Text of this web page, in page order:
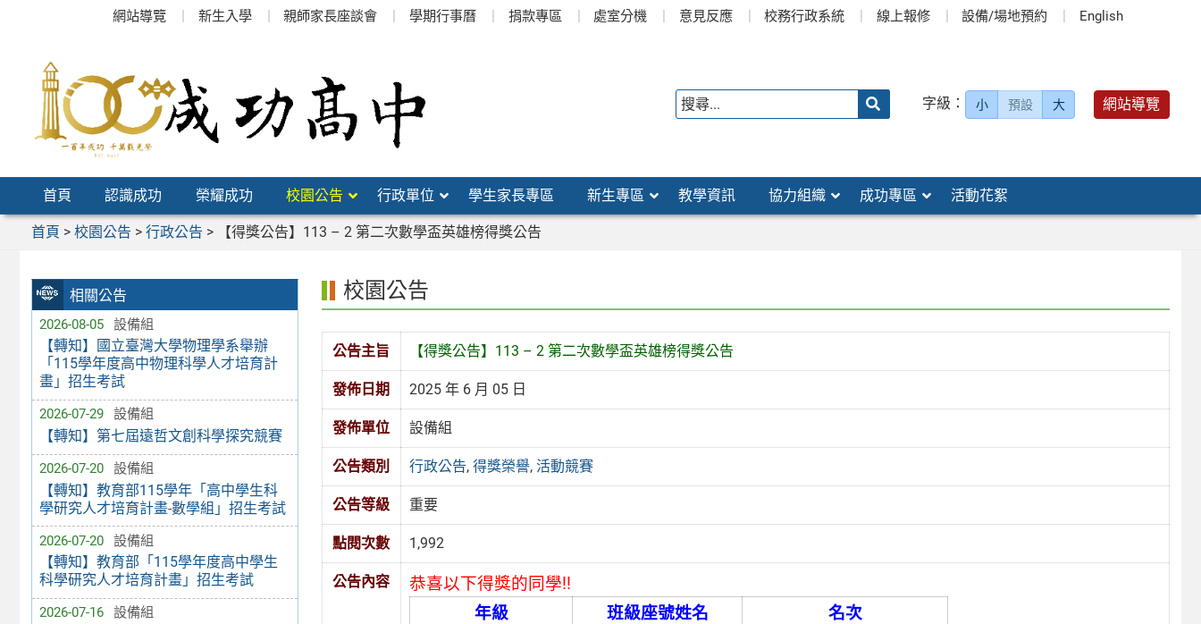
網站導覽 新生入學 親師家長座談會 學期行事曆 捐款專區 處室分機 意見反應 校務行政系統 線上報修 設備/場地預約 English
字級： 小 預設 大 網站導覽
首頁 認識成功 榮耀成功 校園公告 行政單位 學生家長專區 新生專區 教學資訊 協力組織 成功專區 活動花絮
首頁 > 校園公告 > 行政公告 > 【得獎公告】113 – 2 第二次數學盃英雄榜得獎公告
相關公告
2026-08-05 設備組
【轉知】國立臺灣大學物理學系舉辦
「115學年度高中物理科學人才培育計
畫」招生考試
2026-07-29 設備組
【轉知】第七屆遠哲文創科學探究競賽
2026-07-20 設備組
【轉知】教育部115學年「高中學生科
學研究人才培育計畫-數學組」招生考試
2026-07-20 設備組
【轉知】教育部「115學年度高中學生
科學研究人才培育計畫」招生考試
2026-07-16 設備組
校園公告
公告主旨 【得獎公告】113 – 2 第二次數學盃英雄榜得獎公告
發佈日期 2025 年 6 月 05 日
發佈單位 設備組
公告類別 行政公告,得獎榮譽,活動競賽
公告等級 重要
點閱次數 1,992
公告內容
恭喜以下得獎的同學!!
年級
班級座號姓名
名次